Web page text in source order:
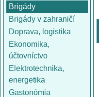
Brigády
Brigády v zahraničí
Doprava, logistika
Ekonomika,
účtovníctvo
Elektrotechnika,
energetika
Gastonómia